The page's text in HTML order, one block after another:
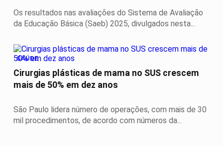
Os resultados nas avaliações do Sistema de Avaliação
da Educação Básica (Saeb) 2025, divulgados nesta...
SAÚDE
Cirurgias plásticas de mama no SUS crescem
mais de 50% em dez anos
São Paulo lidera número de operações, com mais de 30
mil procedimentos, de acordo com números da...